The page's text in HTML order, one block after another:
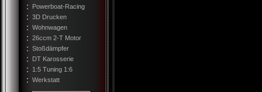
Powerboat-Racing
3D Drucken
Wohnwagen
26ccm 2-T Motor
Stoßdämpfer
DT Karosserie
1:5 Tuning 1:6
Werkstatt